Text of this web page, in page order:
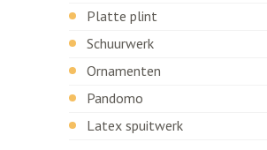
Platte plint
Schuurwerk
Ornamenten
Pandomo
Latex spuitwerk